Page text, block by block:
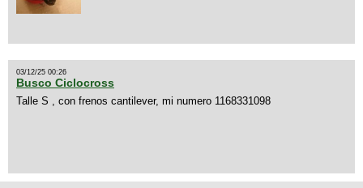
03/12/25 00:26
Busco Ciclocross
Talle S , con frenos cantilever, mi numero 1168331098